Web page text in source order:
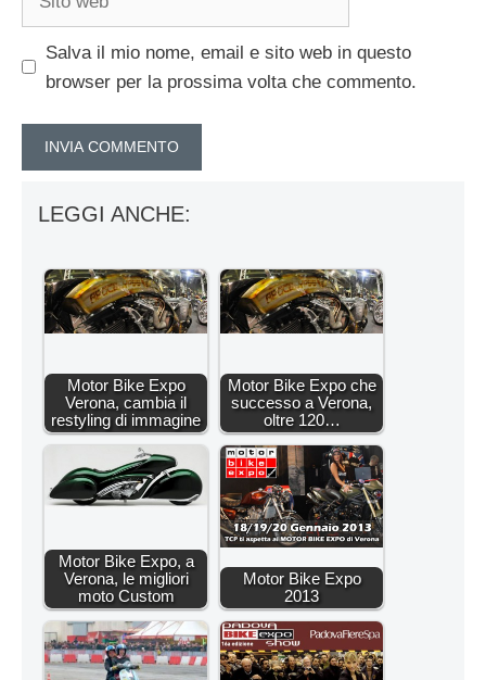
Salva il mio nome, email e sito web in questo
browser per la prossima volta che commento.
LEGGI ANCHE:
Motor Bike Expo
Verona, cambia il
restyling di immagine
Motor Bike Expo che
successo a Verona,
oltre 120…
Motor Bike Expo, a
Verona, le migliori
moto Custom
Motor Bike Expo
2013